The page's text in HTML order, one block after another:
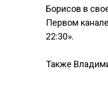
Борисов в
Первом
22:30».
Также